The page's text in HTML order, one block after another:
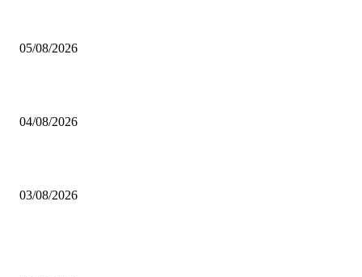
05/08/2026
04/08/2026
03/08/2026